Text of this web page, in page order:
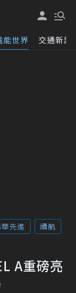
能世界 交通新訊
先進
續航
A重磅亮